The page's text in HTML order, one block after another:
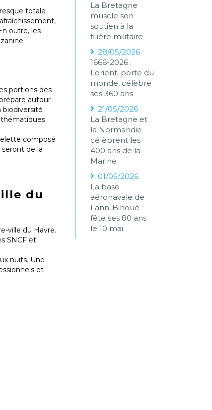
totale
outre, les
portions des
autour
biodiversité
thématiques
composé
de la
du
ville du Havre.
SNCF et
nuits. Une
et
La Bretagne
muscle son
soutien à la
filière militaire
28/05/2026
1666-2026 :
Lorient, porte du
monde, célèbre
ses 360 ans
21/05/2026
La Bretagne et
la Normandie
célèbrent les
400 ans de la
Marine
01/05/2026
La base
aéronavale de
Lann-Bihoué
fête ses 80 ans
le 10 mai